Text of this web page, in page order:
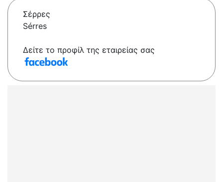
Σέρρες
Sérres
Δείτε το προφίλ της εταιρείας σας